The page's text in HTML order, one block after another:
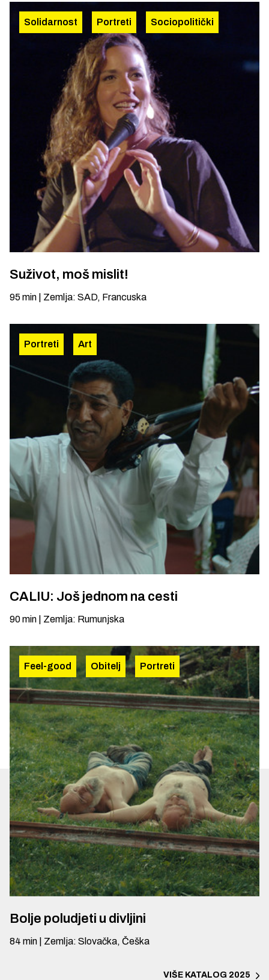
Solidarnost Portreti Sociopolitički
Suživot, moš mislit!
95 min Zemlja: SAD, Francuska
Portreti Art
CALIU: Još jednom na cesti
90min Zemlja: Rumunjska
Feel-good Obitelj Portreti
Bolje poludjeti u divljini
84 min Zemlja: Slovačka, Češka
VIŠE KATALOG 2025